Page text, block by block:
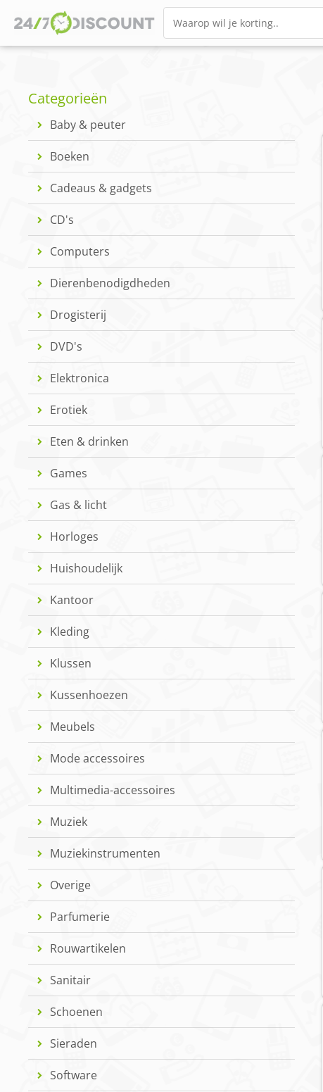
Categorieën
Baby & peuter
Boeken
Cadeaus & gadgets
CD's
Computers
Dierenbenodigdheden
Drogisterij
DVD's
Elektronica
Erotiek
Eten & drinken
Games
Gas & licht
Horloges
Huishoudelijk
Kantoor
Kleding
Klussen
Kussenhoezen
Meubels
Mode accessoires
Multimedia-accessoires
Muziek
Muziekinstrumenten
Overige
Parfumerie
Rouwartikelen
Sanitair
Schoenen
Sieraden
Software